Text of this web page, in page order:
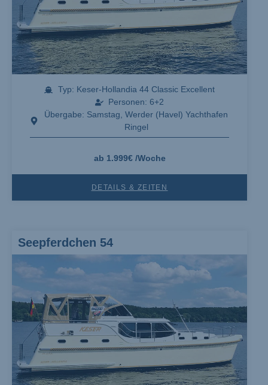
Typ: Keser-Hollandia 44 Classic Excellent
Personen: 6+2
Übergabe: Samstag, Werder (Havel) Yachthafen
Ringel
ab 1.999€ /Woche
DETAILS & ZEITEN
Seepferdchen 54